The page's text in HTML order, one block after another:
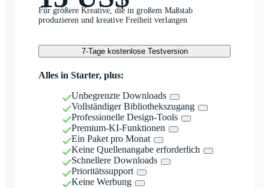
Für größere Kreative, die in großem Maßstab
produzieren und kreative Freiheit verlangen
7-Tage kostenlose Testversion
Alles in Starter, plus:
Unbegrenzte Downloads
Vollständiger Bibliothekszugang
Professionelle Design-Tools
Premium-KI-Funktionen
Ein Paket pro Monat
Keine Quellenangabe erforderlich
Schnellere Downloads
Prioritätssupport
Keine Werbung